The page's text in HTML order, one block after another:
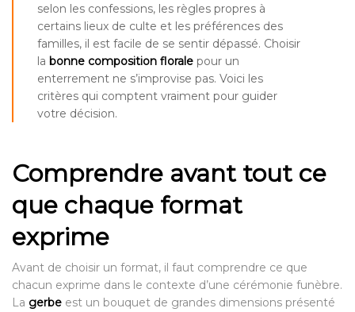
selon les confessions, les règles propres à
certains lieux de culte et les préférences des
familles, il est facile de se sentir dépassé. Choisir
la bonne composition florale pour un
enterrement ne s’improvise pas. Voici les
critères qui comptent vraiment pour guider
votre décision.
Comprendre avant tout ce
que chaque format
exprime
Avant de choisir un format, il faut comprendre ce que
chacun exprime dans le contexte d’une cérémonie funèbre.
La gerbe est un bouquet de grandes dimensions présenté